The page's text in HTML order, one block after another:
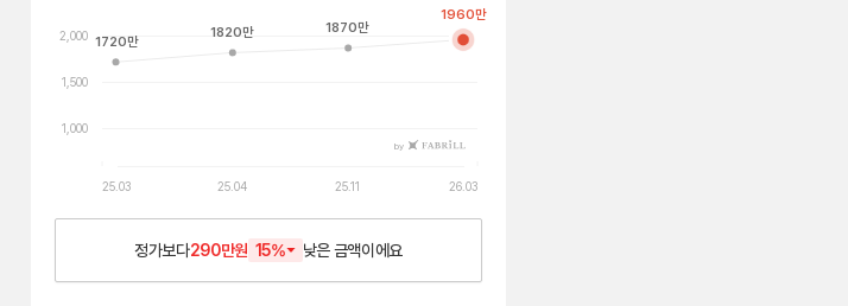
1,000
1,500
2,000
25.03 25.04 25.11 26.03
by
1720만
1820만 1870만
1960만
정가보다290만원 15% 낮은금액이에요